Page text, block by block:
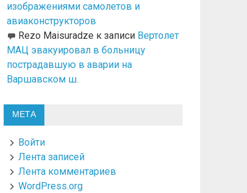
изображениями самолетов и
авиаконструкторов
Rezo Maisuradze к записи Вертолет
МАЦ эвакуировал в больницу
пострадавшую в аварии на
Варшавском ш.
МЕТА
Войти
Лента записей
Лента комментариев
WordPress.org